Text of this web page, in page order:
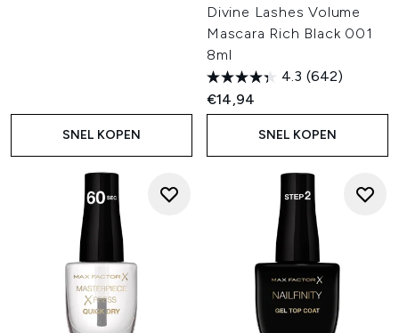
SNEL KOPEN
Divine Lashes Volume
Mascara Rich Black 001
8ml
4.3 (642)
€14,94
SNEL KOPEN